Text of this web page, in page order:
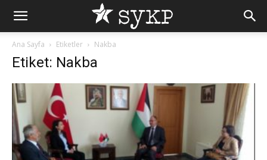
Ana Sayfa Etiketler Nakba
Etiket: Nakba